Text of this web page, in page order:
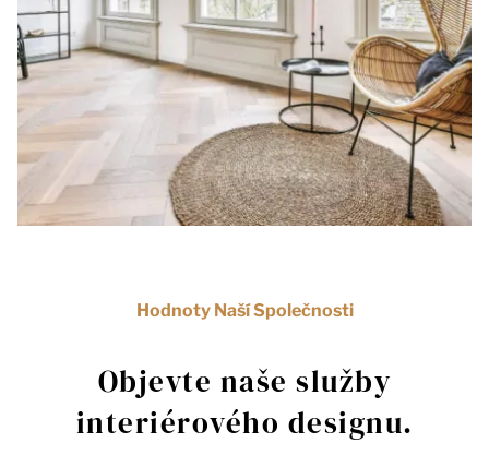
Hodnoty Naší Společnosti
Objevte naše služby
interiérového designu.